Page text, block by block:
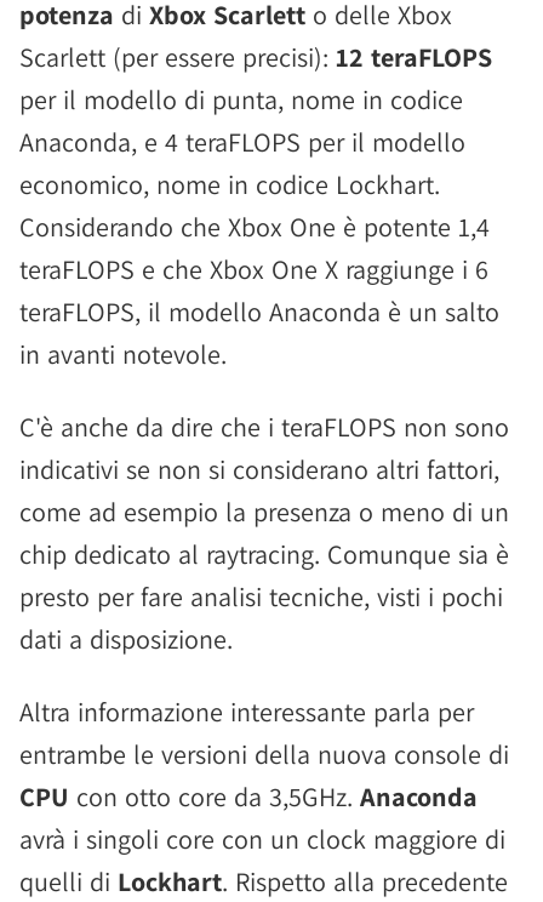
potenza di Xbox Scarlett o delle Xbox
Scarlett (per essere precisi): 12 teraFLOPS
per il modello di punta, nome in codice
Anaconda, e 4 teraFLOPS per il modello
economico, nome in codice Lockhart.
Considerando che Xbox One è potente 1,4
teraFLOPS e che Xbox One X raggiunge i 6
teraFLOPS, il modello Anaconda è un salto
in avanti notevole.
C'è anche da dire che i teraFLOPS non sono
indicativi se non si considerano altri fattori,
come ad esempio la presenza o meno di un
chip dedicato al raytracing. Comunque sia è
presto per fare analisi tecniche, visti i pochi
dati a disposizione.
Altra informazione interessante parla per
entrambe le versioni della nuova console di
CPU con otto core da 3,5GHz. Anaconda
avrà i singoli core con un clock maggiore di
quelli di Lockhart. Rispetto alla precedente